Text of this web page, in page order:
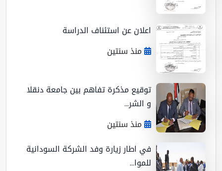
اعلان عن استئناف الدراسة
منذ سنتين
توقيع مذكرة تفاهم بين جامعة دنقلا
و الشر...
منذ سنتين
في اطار زيارة وفد الشركة السودانية
للموا...